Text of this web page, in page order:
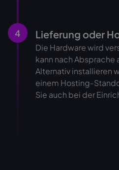
4 Lieferung oder
Die Hardware wird
kann nach
Alternativ installieren
einem Hosting-
Sie auch bei der